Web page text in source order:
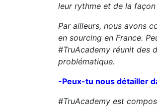
leur rythme et de la
Par ailleurs, nous avons
en sourcing en France.
#TruAcademy réunit des
problématique.
-Peux-tu nous détailler
#TruAcademy est